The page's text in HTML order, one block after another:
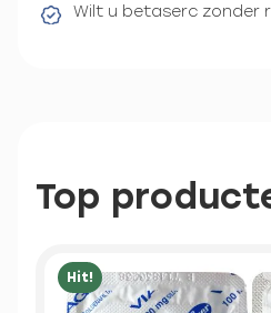
Wilt u betaserc zonder
Top
Hit!